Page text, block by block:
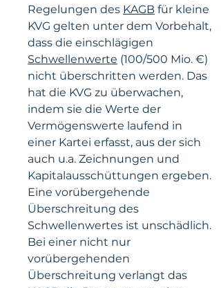
Regelungen des KAGB für kleine
KVG gelten unter dem Vorbehalt,
dass die einschlägigen
Schwellenwerte (100/500 Mio. €)
nicht überschritten werden. Das
hat die KVG zu überwachen,
indem sie die Werte der
Vermögenswerte laufend in
einer Kartei erfasst, aus der sich
auch u.a. Zeichnungen und
Kapitalausschüttungen ergeben.
Eine vorübergehende
Überschreitung des
Schwellenwertes ist unschädlich.
Bei einer nicht nur
vorübergehenden
Überschreitung verlangt das